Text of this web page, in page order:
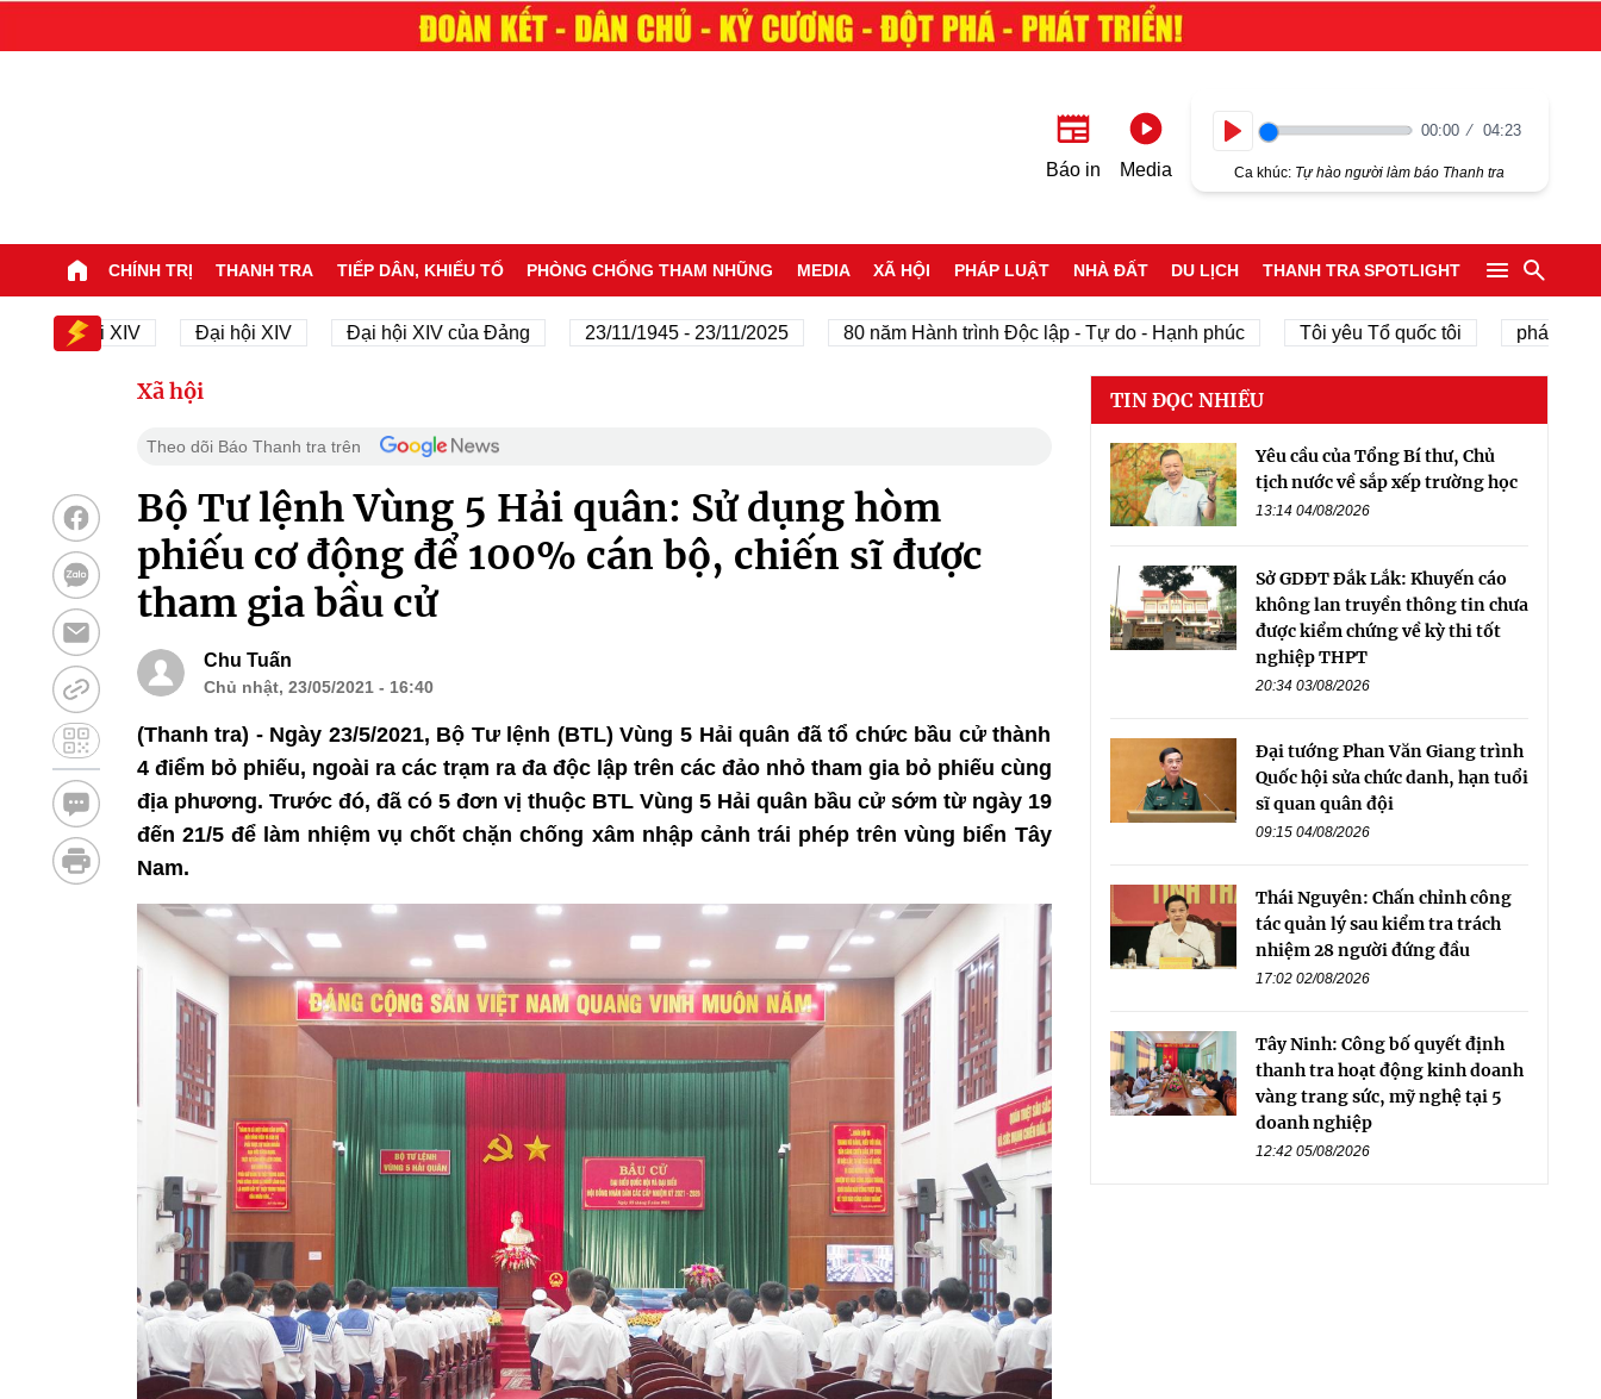
Báo in Media
00:00 04:23
Ca khúc: Tự hào người làm báo Thanh tra
CHÍNH TRỊ THANH TRA TIẾP DÂN, KHIẾU TỐ PHÒNG CHỐNG THAM NHŨNG MEDIA XÃ HỘI PHÁP LUẬT NHÀ ĐẤT DU LỊCH THANH TRA SPOTLIGHT
hội XIV Đại hội XIV Đại hội XIV của Đảng 23/11/1945 - 23/11/2025 80 năm Hành trình Độc lập - Tự do - Hạnh phúc Tôi yêu Tổ quốc tôi phát triển kinh tế
Xã hội
Theo dõi Báo Thanh tra trên
Bộ Tư lệnh Vùng 5 Hải quân: Sử dụng hòm
phiếu cơ động để 100% cán bộ, chiến sĩ được
tham gia bầu cử
Chu Tuấn
Chủ nhật, 23/05/2021 - 16:40
(Thanh tra) - Ngày 23/5/2021, Bộ Tư lệnh (BTL) Vùng 5 Hải quân đã tổ chức bầu cử thành
4 điểm bỏ phiếu, ngoài ra các trạm ra đa độc lập trên các đảo nhỏ tham gia bỏ phiếu cùng
địa phương. Trước đó, đã có 5 đơn vị thuộc BTL Vùng 5 Hải quân bầu cử sớm từ ngày 19
đến 21/5 để làm nhiệm vụ chốt chặn chống xâm nhập cảnh trái phép trên vùng biển Tây
Nam.
TIN ĐỌC NHIỀU
Yêu cầu của Tổng Bí thư, Chủ
tịch nước về sắp xếp trường học
13:14 04/08/2026
Sở GDĐT Đắk Lắk: Khuyến cáo
không lan truyền thông tin chưa
được kiểm chứng về kỳ thi tốt
nghiệp THPT
20:34 03/08/2026
Đại tướng Phan Văn Giang trình
Quốc hội sửa chức danh, hạn tuổi
sĩ quan quân đội
09:15 04/08/2026
Thái Nguyên: Chấn chỉnh công
tác quản lý sau kiểm tra trách
nhiệm 28 người đứng đầu
17:02 02/08/2026
Tây Ninh: Công bố quyết định
thanh tra hoạt động kinh doanh
vàng trang sức, mỹ nghệ tại 5
doanh nghiệp
12:42 05/08/2026